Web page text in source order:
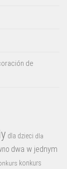
de
dla dzieci dla
dwa w jednym
konkurs